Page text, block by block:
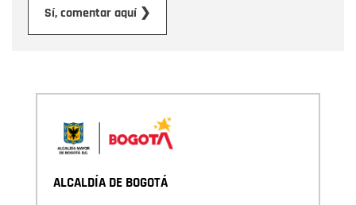
Sí, comentar aquí ❯
ALCALDÍA DE BOGOTÁ